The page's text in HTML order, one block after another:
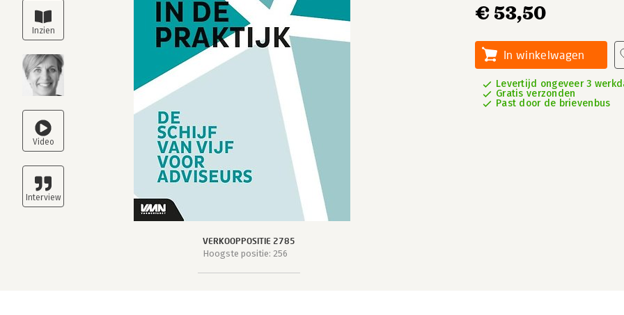
VERKOOPPOSITIE 2785
Hoogste positie: 256
€ 53,50
In winkelwagen
Levertijd ongeveer 3
Gratis verzonden
Past door de brievenbus